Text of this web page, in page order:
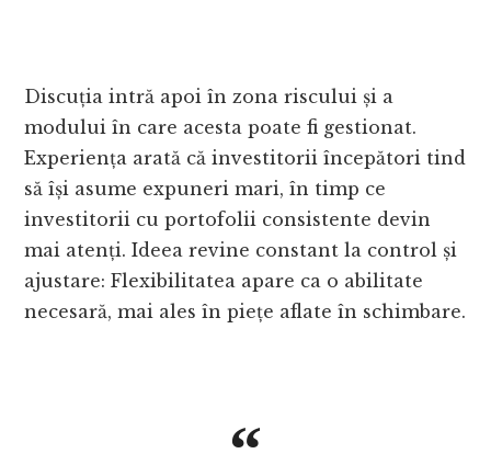
Discuția intră apoi în zona riscului și a
modului în care acesta poate fi gestionat.
Experiența arată că investitorii începători tind
să își asume expuneri mari, în timp ce
investitorii cu portofolii consistente devin
mai atenți. Ideea revine constant la control și
ajustare: Flexibilitatea apare ca o abilitate
necesară, mai ales în piețe aflate în schimbare.